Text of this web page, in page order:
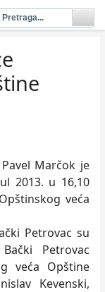
Marčok je
2013. u 16,10
veća
Petrovac su
Petrovac
veća Opštine
Kevenski,